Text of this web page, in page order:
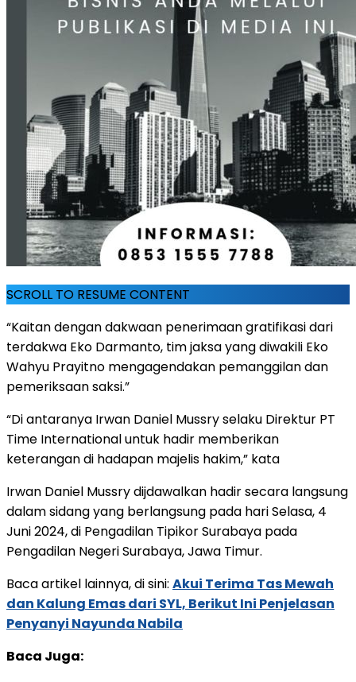
SCROLL TO RESUME CONTENT
“Kaitan dengan dakwaan penerimaan gratifikasi dari
terdakwa Eko Darmanto, tim jaksa yang diwakili Eko
Wahyu Prayitno mengagendakan pemanggilan dan
pemeriksaan saksi.”
“Di antaranya Irwan Daniel Mussry selaku Direktur PT
Time International untuk hadir memberikan
keterangan di hadapan majelis hakim,” kata
Irwan Daniel Mussry dijdawalkan hadir secara langsung
dalam sidang yang berlangsung pada hari Selasa, 4
Juni 2024, di Pengadilan Tipikor Surabaya pada
Pengadilan Negeri Surabaya, Jawa Timur.
Baca artikel lainnya, di sini: Akui Terima Tas Mewah
dan Kalung Emas dari SYL, Berikut Ini Penjelasan
Penyanyi Nayunda Nabila
Baca Juga: